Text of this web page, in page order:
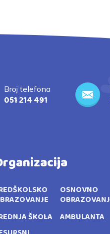
Broj telefona
051 214 491
OSNOVNO
ŠKOLA
AMBULANTA